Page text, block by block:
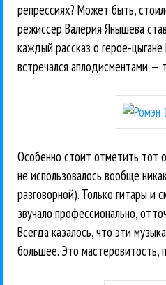
репрессиях? Может быть,
режиссер Валерия Янышева
каждый рассказ о герое-
встречался аплодисментами —
Особенно стоит отметить тот
не использовалось вообще
разговорной). Только гитары и
звучало профессионально,
Всегда казалось, что эти
большее. Это мастеровитость,